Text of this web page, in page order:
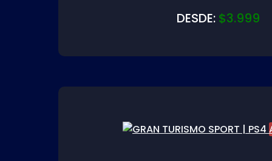
DESDE: $3.999